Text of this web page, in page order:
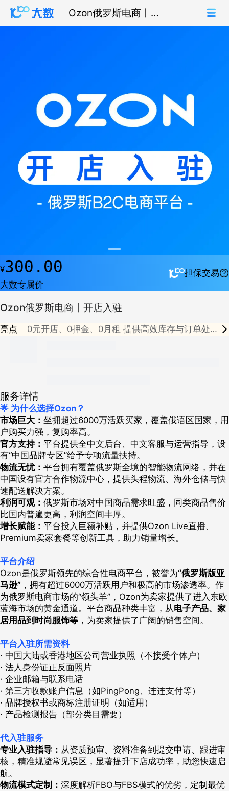
Ozon俄罗斯电商丨开
¥300.00
大数专属价
担保交易
Ozon俄罗斯电商丨开店入驻
亮点 0元开店、0押金、0月租提供高效库存与订单处
服务详情
🌟 为什么选择Ozon？
市场巨大： 坐拥超过6000万活跃买家，覆盖俄语区国家，用
户购买力强，复购率高。
官方支持： 平台提供全中文后台、中文客服与运营指导，设
有“中国品牌专区”给予专项流量扶持。
物流无忧： 平台拥有覆盖俄罗斯全境的智能物流网络，并在
中国设有官方合作物流中心，提供头程物流、海外仓储与快
速配送解决方案。
利润可观： 俄罗斯市场对中国商品需求旺盛，同类商品售价
比国内普遍更高，利润空间丰厚。
增长赋能： 平台投入巨额补贴，并提供Ozon Live直播、
Premium卖家套餐等创新工具，助力销量增长。
平台介绍
Ozon是俄罗斯领先的综合性电商平台，被誉为“俄罗斯版亚
马逊” ，拥有超过6000万活跃用户和极高的市场渗透率。作
为俄罗斯电商市场的“领头羊”，Ozon为卖家提供了进入东欧
蓝海市场的黄金通道。平台商品种类丰富，从电子产品、家
居用品到时尚服饰等 ，为卖家提供了广阔的销售空间。
平台入驻所需资料
· 中国大陆或香港地区公司营业执照（不接受个体户）
· 法人身份证正反面照片
· 企业邮箱与联系电话
· 第三方收款账户信息（如PingPong、连连支付等）
· 品牌授权书或商标注册证明（如适用）
· 产品检测报告（部分类目需要）
代入驻服务
专业入驻指导： 从资质预审、资料准备到提交申请、跟进审
核，精准规避常见误区，显著提升下店成功率，助您快速启
航。
物流模式定制： 深度解析FBO与FBS模式的优劣，定制最优